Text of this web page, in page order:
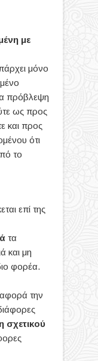
με
μόνο
πρόβλεψη
ως προς
και προς
ότι
το
επί της
τα
και μη
φορέα.
την
σχετικού